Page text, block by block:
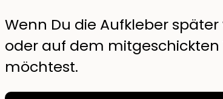
Wenn Du die Aufkleber
oder auf dem mitgeschickten
möchtest.